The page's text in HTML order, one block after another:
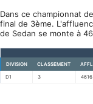
Dans ce championnat
final de 3ème.
de Sedan se monte à
DIVISION CLASSEMENT
D1 3 4616